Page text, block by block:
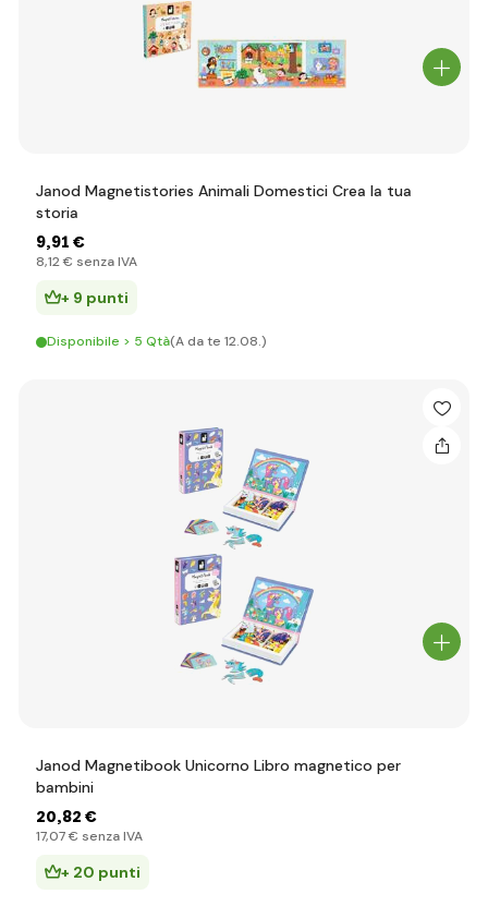
Janod Magnetistories Animali Domestici Crea la tua
storia
9,91 €
8,12 € senza IVA
+ 9 punti
Disponibile > 5 Qtà(A da te 12.08.)
Janod Magnetibook Unicorno Libro magnetico per
bambini
20,82 €
17,07 € senza IVA
+ 20 punti